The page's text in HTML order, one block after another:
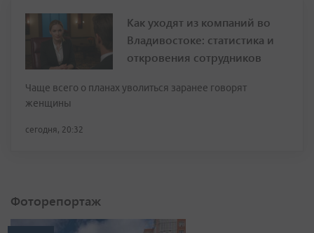
Как уходят из компаний во
Владивостоке: статистика и
откровения сотрудников
Чаще всего о планах уволиться заранее говорят
женщины
сегодня, 20:32
Фоторепортаж